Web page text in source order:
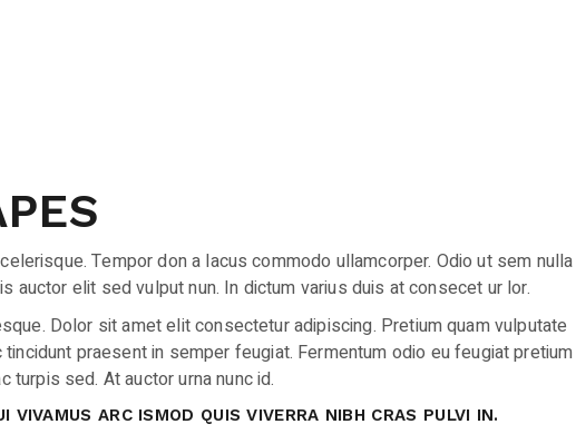
Tempor don a lacus commodo ullamcorper. Odio ut sem nulla
elit sed vulput nun. In dictum varius duis at consecet ur lor.
Dolor sit amet elit consectetur adipiscing. Pretium quam vulputate
praesent in semper feugiat. Fermentum odio eu feugiat pretium
sed. At auctor urna nunc id.
ARC ISMOD QUIS VIVERRA NIBH CRAS PULVI IN.